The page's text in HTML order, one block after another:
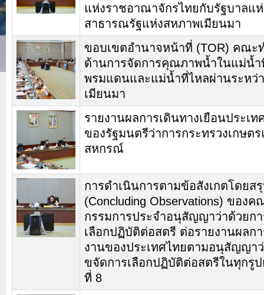
แห่งราชอาณาจักรไทยกับรัฐบาลแ
สาธารณรัฐแห่งสหภาพเมียนมา
ขอบเขตอำนาจหน้าที่ (TOR) คณะ
ด้านการจัดการคุณภาพน้ำในแม่น้ำ
พรมแดนและแม่น้ำที่ไหลผ่านระหว่
เมียนมา
รายงานผลการเดินทางเยือนประเท
ของรัฐมนตรีว่าการกระทรวงเกษต
สหกรณ์
การดำเนินการตามข้อสังเกตโดยส
(Concluding Observations) ของค
กรรมการประจำอนุสัญญาว่าด้วยก
เลือกปฏิบัติต่อสตรี ต่อรายงานผลก
งานของประเทศไทยตามอนุสัญญา
ขจัดการเลือกปฏิบัติต่อสตรีในทุกรู
ที่ 8